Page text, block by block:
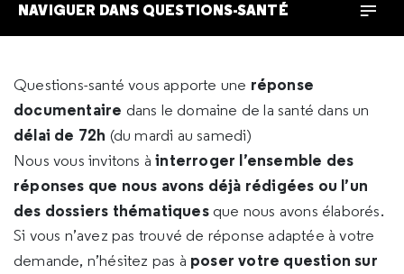
NAVIGUER DANS QUESTIONS-SANTÉ
Questions-santé vous apporte une réponse
documentaire dans le domaine de la santé dans un
délai de 72h (du mardi au samedi)
Nous vous invitons àinterroger l’ensemble des
réponses que nous avons déjà rédigées ou l’un
des dossiers thématiques que nous avons élaborés.
Si vous n’avez pas trouvé de réponse adaptée à votre
demande, n’hésitez pas à poser votre question sur